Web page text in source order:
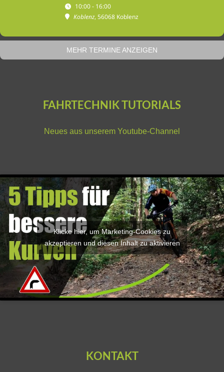
10:00 - 16:00
Koblenz, 56068 Koblenz
MEHR TERMINE ANZEIGEN
FAHRTECHNIK TUTORIALS
Neues aus unserem Youtube-Channel
Klicke hier, um Marketing-Cookies zu
akzeptieren und diesen Inhalt zu aktivieren
KONTAKT